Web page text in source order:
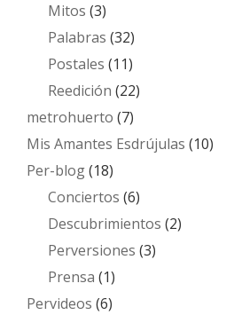
Mitos (3)
Palabras (32)
Postales (11)
Reedición (22)
metrohuerto (7)
Mis Amantes Esdrújulas (10)
Per-blog(18)
Conciertos (6)
Descubrimientos (2)
Perversiones (3)
Prensa (1)
Pervideos (6)